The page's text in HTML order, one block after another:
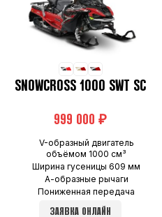
SNOWCROSS 1000 SWT SC
₽
V-образный двигатель
объёмом 1000 см³
Ширина гусеницы 609 мм
А-образные рычаги
Пониженная передача
ЗАЯВКА ОНЛАЙН